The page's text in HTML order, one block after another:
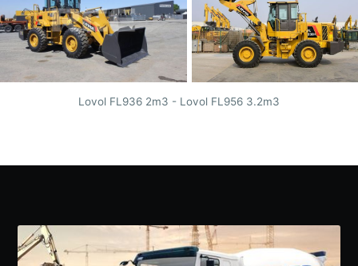
Lovol FL936 2m3 - Lovol FL956 3.2m3